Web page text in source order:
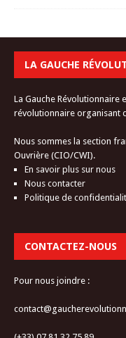
LA GAUCHE
La Gauche Révolutionnaire
révolutionnaire organisant
Nous sommes la section
Ouvrière (CIO/CWI).
En savoir plus sur nous
Nous contacter
Politique de
CONTACTEZ-NOUS
Pour nous joindre :